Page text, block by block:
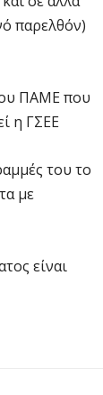
παρελθόν)
ΠΑΜΕ που
η ΓΣΕΕ
του το
με
είναι